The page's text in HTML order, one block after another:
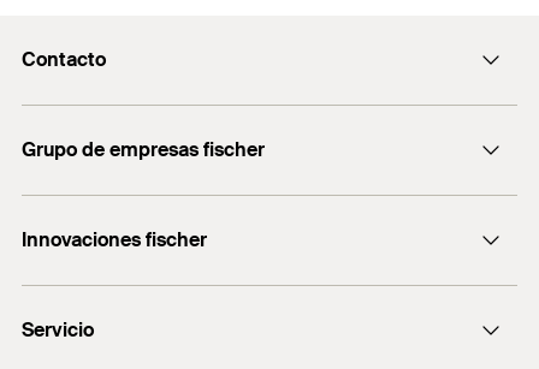
Contacto
servicio.cliente@fischer.es
+0034 977838711
Grupo de empresas fischer
fischertechnik
Innovaciones fischer
fischer FIS V Zero
Servicio